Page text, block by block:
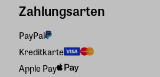
Zahlungsarten
PayPal
Kreditkarte
Apple Pay